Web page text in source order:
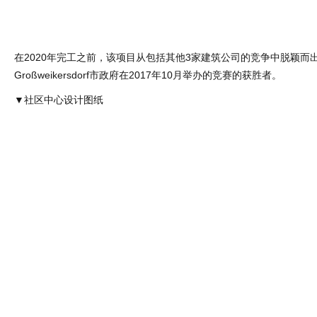
在2020年完工之前，该项目从包括其他3家建筑公司的竞争中脱颖而
Großweikersdorf市政府在2017年10月举办的竞赛的获胜者。
▼社区中心设计图纸